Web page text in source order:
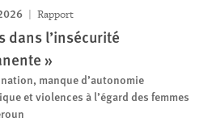
Rapport
dans l’insécurité
»
manque d’autonomie
et violences à l’égard des femmes